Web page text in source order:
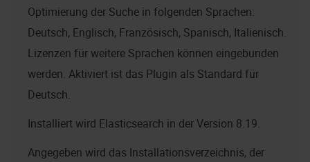
Optimierung der Suche in folgenden Sprachen:
Deutsch, Englisch, Französisch, Spanisch, Italienisch.
Lizenzen für weitere Sprachen können eingebunden
werden. Aktiviert ist das Plugin als Standard für
Deutsch.
Installiert wird Elasticsearch in der Version 8.19.
Angegeben wird das Installationsverzeichnis, der